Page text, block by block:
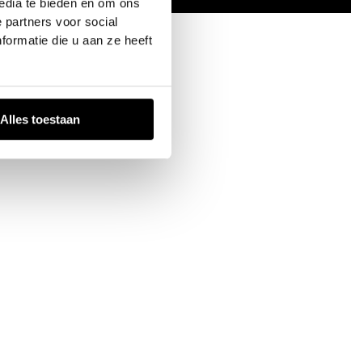
te bieden en om ons
partners voor social
die u aan ze heeft
Alles toestaan